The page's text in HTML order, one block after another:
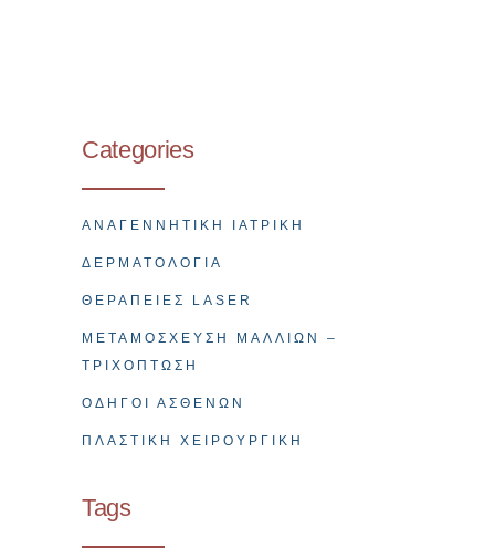
Categories
ΑΝΑΓΕΝΝΗΤΙΚΉ ΙΑΤΡΙΚΉ
ΔΕΡΜΑΤΟΛΟΓΊΑ
ΘΕΡΑΠΕΊΕΣ LASER
ΜΕΤΑΜΌΣΧΕΥΣΗ ΜΑΛΛΙΏΝ –
ΤΡΙΧΌΠΤΩΣΗ
ΟΔΗΓΟΊ ΑΣΘΕΝΏΝ
ΠΛΑΣΤΙΚΉ ΧΕΙΡΟΥΡΓΙΚΉ
Tags